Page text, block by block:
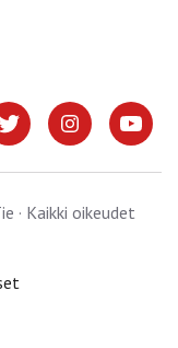
· Kaikki oikeudet